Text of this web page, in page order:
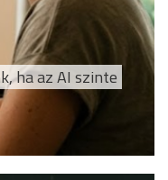
ha az AI szinte